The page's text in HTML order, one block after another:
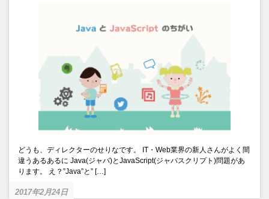
どうも、ディレクターのせりなです。 IT・Web業界の新人さんがよく間
違うあるあるに Java(ジャバ)とJavaScript(ジャバスクリプト)問題があ
ります。 え？”Java”と” […]
2017年2月24日